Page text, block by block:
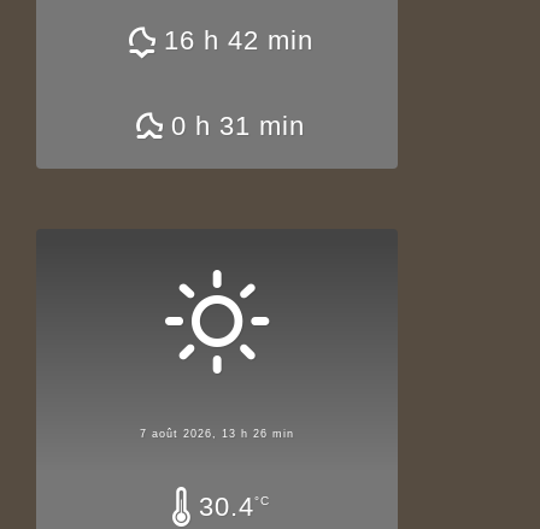
16 h 42 min
0 h 31 min
7 août 2026, 13 h 26 min
30.4°C